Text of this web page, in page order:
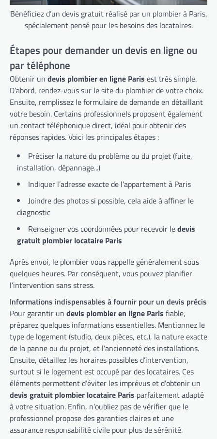
Bénéficiez d’un devis gratuit réalisé par un plombier à Paris,
spécialement pensé pour les besoins des locataires.
Étapes pour demander un devis en ligne ou
par téléphone
Obtenir un devis plombier en ligne Paris est très simple.
D’abord, rendez-vous sur le site du plombier de votre choix.
Ensuite, remplissez le formulaire de demande en détaillant
votre besoin. Certains professionnels proposent également
un contact téléphonique direct, idéal pour obtenir des
réponses rapides. Voici les principales étapes :
Préciser la nature du problème ou du projet (fuite,
installation, dépannage...)
Indiquer l’adresse exacte de l’appartement à Paris
Joindre des photos si possible, cela aide à affiner le
diagnostic
Renseigner vos coordonnées pour recevoir ledevis
gratuit plombier locataire Paris
Après envoi, le plombier vous rappelle généralement sous
quelques heures. Par conséquent, vous pouvez planifier
l’intervention sans stress.
Informations indispensables à fournir pour un devis précis
Pour garantir un devis plombier en ligne Paris fiable,
préparez quelques informations essentielles. Mentionnez le
type de logement (studio, deux pièces, etc.), la nature exacte
de la panne ou du projet, et l’ancienneté des installations.
Ensuite, détaillez les horaires possibles d’intervention,
surtout si le logement est occupé par des locataires. Ces
éléments permettent d’éviter les imprévus et d’obtenir un
devis gratuit plombier locataire Paris parfaitement adapté
à votre situation. Enfin, n’oubliez pas de vérifier que le
professionnel propose des garanties claires et une
assurance responsabilité civile pour plus de sérénité.